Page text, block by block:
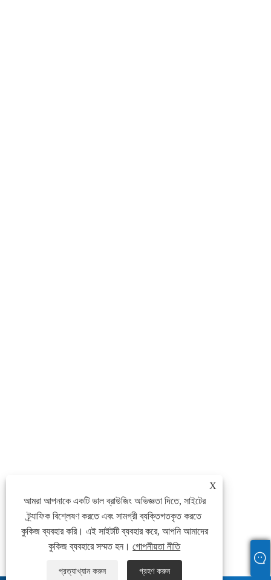
X
আমরা আপনাকে একটি ভাল ব্রাউজিং অভিজ্ঞতা দিতে, সাইটের
ট্র্যাফিক বিশ্লেষণ করতে এবং সামগ্রী ব্যক্তিগতকৃত করতে
কুকিজ ব্যবহার করি। এই সাইটটি ব্যবহার করে, আপনি আমাদের
কুকিজ ব্যবহারে সম্মত হন।গোপনীয়তা নীতি
প্রত্যাখ্যান করুন গ্রহণ করুন